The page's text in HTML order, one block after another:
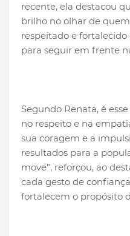
recente, ela destacou
brilho no olhar de
respeitado e
para seguir em frente
Segundo Renata, é
no respeito e na
sua coragem e a
resultados para a
move”, reforçou, ao
cada gesto de
fortalecem o propósito